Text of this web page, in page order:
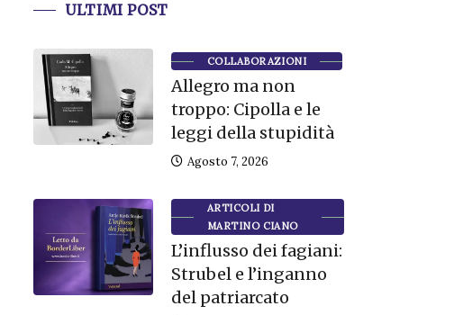
ULTIMI POST
COLLABORAZIONI
Allegro ma non
troppo: Cipolla e le
leggi della stupidità
Agosto 7, 2026
ARTICOLI DI
MARTINO CIANO
L’influsso dei fagiani:
Strubel e l’inganno
del patriarcato